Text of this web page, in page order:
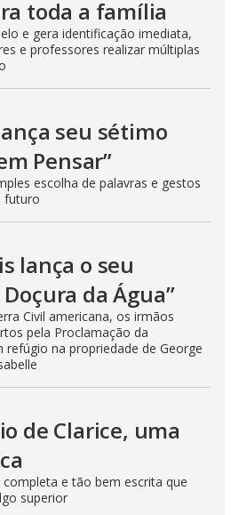
toda a família
e gera identificação imediata,
e professores realizar múltiplas
seu sétimo
Pensar”
escolha de palavras e gestos
futuro
lança o seu
da Água”
Civil americana, os irmãos
pela Proclamação da
refúgio na propriedade de George
de Clarice, uma
e tão bem escrita que
superior